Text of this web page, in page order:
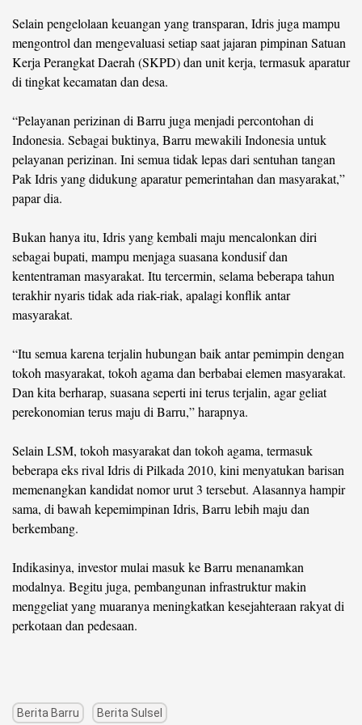
Selain pengelolaan keuangan yang transparan, Idris juga mampu
mengontrol dan mengevaluasi setiap saat jajaran pimpinan Satuan
Kerja Perangkat Daerah (SKPD) dan unit kerja, termasuk aparatur
di tingkat kecamatan dan desa.
“Pelayanan perizinan di Barru juga menjadi percontohan di
Indonesia. Sebagai buktinya, Barru mewakili Indonesia untuk
pelayanan perizinan. Ini semua tidak lepas dari sentuhan tangan
Pak Idris yang didukung aparatur pemerintahan dan masyarakat,”
papar dia.
Bukan hanya itu, Idris yang kembali maju mencalonkan diri
sebagai bupati, mampu menjaga suasana kondusif dan
kententraman masyarakat. Itu tercermin, selama beberapa tahun
terakhir nyaris tidak ada riak-riak, apalagi konflik antar
masyarakat.
“Itu semua karena terjalin hubungan baik antar pemimpin dengan
tokoh masyarakat, tokoh agama dan berbabai elemen masyarakat.
Dan kita berharap, suasana seperti ini terus terjalin, agar geliat
perekonomian terus maju di Barru,” harapnya.
Selain LSM, tokoh masyarakat dan tokoh agama, termasuk
beberapa eks rival Idris di Pilkada 2010, kini menyatukan barisan
memenangkan kandidat nomor urut 3 tersebut. Alasannya hampir
sama, di bawah kepemimpinan Idris, Barru lebih maju dan
berkembang.
Indikasinya, investor mulai masuk ke Barru menanamkan
modalnya. Begitu juga, pembangunan infrastruktur makin
menggeliat yang muaranya meningkatkan kesejahteraan rakyat di
perkotaan dan pedesaan.
Berita Barru Berita Sulsel